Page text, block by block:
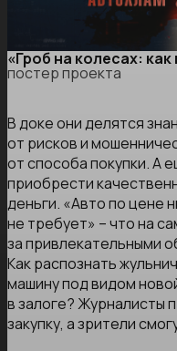
«Гроб на колесах:
постер проекта
В доке они делятся
от рисков и
от способа покупки. А
приобрести
деньги. «Авто по цене
не требует» – что на
за привлекательными
Как распознать
машину под видом
в залоге? Журналисты
закупку, а зрители